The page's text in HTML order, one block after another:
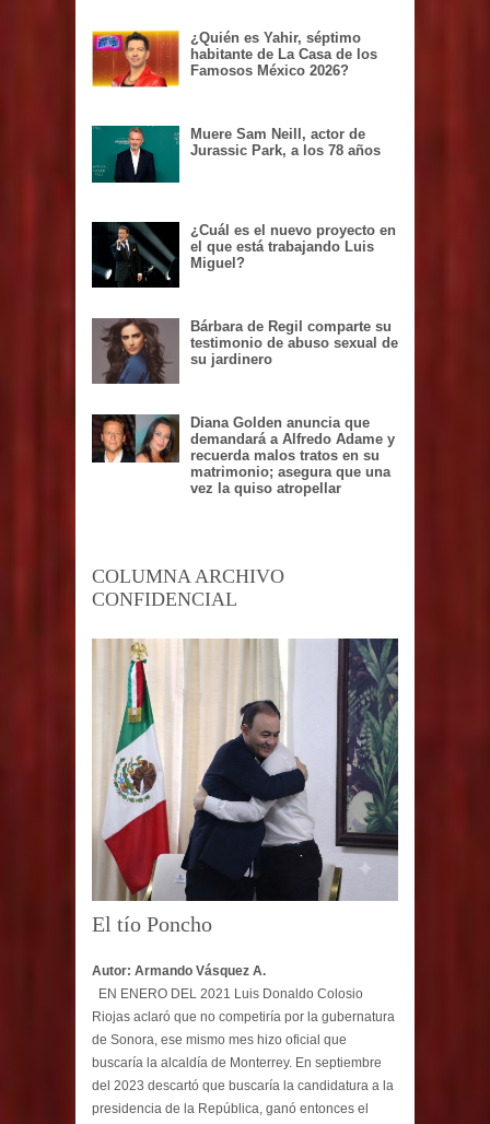
¿Quién es Yahir, séptimo
habitante de La Casa de los
Famosos México 2026?
Muere Sam Neill, actor de
Jurassic Park, a los 78 años
¿Cuál es el nuevo proyecto en
el que está trabajando Luis
Miguel?
Bárbara de Regil comparte su
testimonio de abuso sexual de
su jardinero
Diana Golden anuncia que
demandará a Alfredo Adame y
recuerda malos tratos en su
matrimonio; asegura que una
vez la quiso atropellar
COLUMNA ARCHIVO
CONFIDENCIAL
El tío Poncho
Autor: Armando Vásquez A.
EN ENERO DEL 2021 Luis Donaldo Colosio
Riojas aclaró que no competiría por la gubernatura
de Sonora, ese mismo mes hizo oficial que
buscaría la alcaldía de Monterrey. En septiembre
del 2023 descartó que buscaría la candidatura a la
presidencia de la República, ganó entonces el